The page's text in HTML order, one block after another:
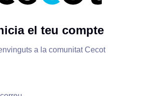
el teu compte
a la comunitat Cecot